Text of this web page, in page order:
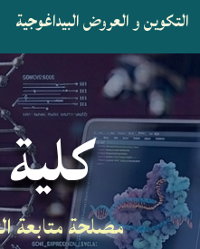
التكوين و العروض البيداغوجية
مصلحة متابعة